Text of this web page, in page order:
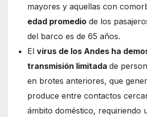
mayores y aquellas con
edad promedio de los
del barco es de 65 años.
El virus de los Andes ha
transmisión limitada de
en brotes anteriores, que
produce entre contactos
ámbito doméstico, requiriendo